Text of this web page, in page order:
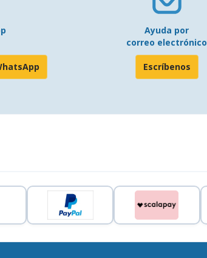
Ayuda por
correo electrónico
Escríbenos